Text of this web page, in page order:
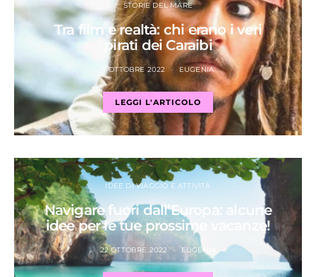
STORIE DEL MARE
Tra film e realtà: chi erano i veri
pirati dei Caraibi
7 OTTOBRE 2022 EUGENIA
LEGGI L'ARTICOLO
IDEE DI VIAGGIO E ATTIVITÀ
Navigare fuori dall’Europa: alcune
idee per le tue prossime vacanze!
22 OTTOBRE 2022 EUGENIA